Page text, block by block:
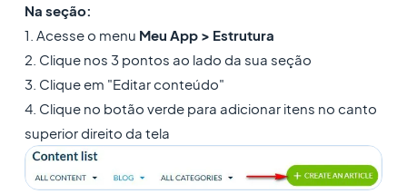
Na seção:
1. Acesse o menu Meu App > Estrutura
2. Clique nos 3 pontos ao lado da sua seção
3. Clique em "Editar conteúdo"
4. Clique no botão verde para adicionar itens no canto
superior direito da tela